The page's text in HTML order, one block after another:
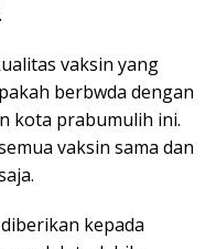
vaksin yang
berbwda dengan
kota prabumulih ini.
vaksin sama dan
kepada